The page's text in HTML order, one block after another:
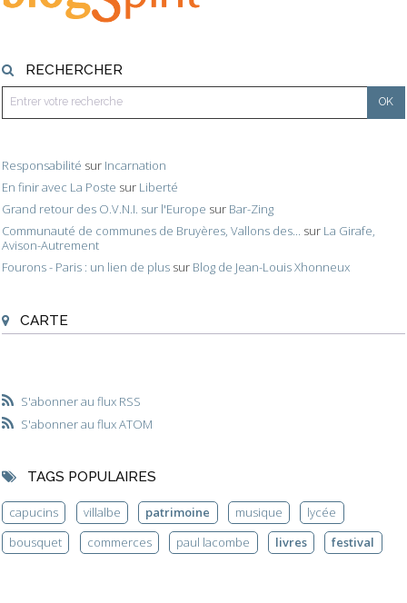
RECHERCHER
Responsabilité sur Incarnation
En finir avec La Poste sur Liberté
Grand retour des O.V.N.I. sur l'Europe sur Bar-Zing
Communauté de communes de Bruyères, Vallons des... sur La Girafe,
Avison-Autrement
Fourons - Paris : un lien de plus sur Blog de Jean-Louis Xhonneux
CARTE
S'abonner au flux RSS
S'abonner au flux ATOM
TAGS POPULAIRES
capucins villalbe patrimoine musique
lycée
bousquet
commerces paul lacombe livres festival